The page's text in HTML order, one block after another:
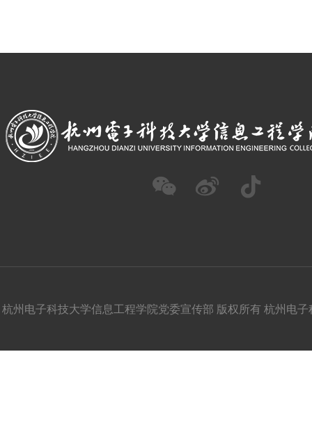
杭州电子科技大学信息工程学院党委宣传部 版权所有 杭州电